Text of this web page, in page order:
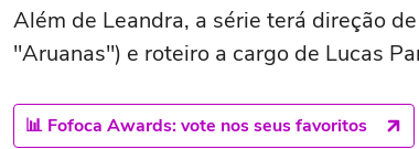
Além de Leandra, a série terá direção
"Aruanas") e roteiro a cargo de Lucas
📊 Fofoca Awards: vote nos seus favoritos